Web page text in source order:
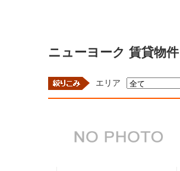
ニューヨーク 賃貸物件
エリア